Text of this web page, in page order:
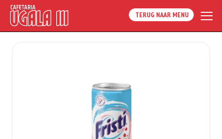
TERUG NAAR MENU